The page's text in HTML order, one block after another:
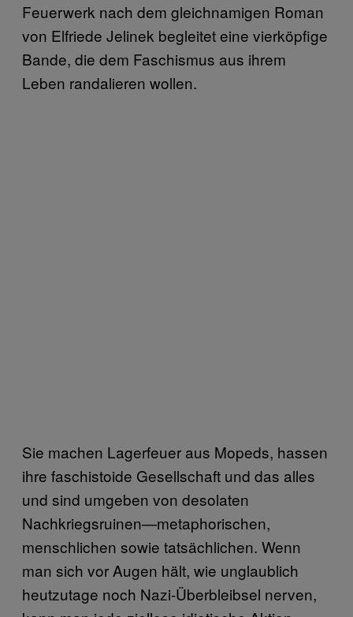
Feuerwerk nach dem gleichnamigen Roman
von Elfriede Jelinek begleitet eine vierköpfige
Bande, die dem Faschismus aus ihrem
Leben randalieren wollen.
Sie machen Lagerfeuer aus Mopeds, hassen
ihre faschistoide Gesellschaft und das alles
und sind umgeben von desolaten
Nachkriegsruinen—metaphorischen,
menschlichen sowie tatsächlichen. Wenn
man sich vor Augen hält, wie unglaublich
heutzutage noch Nazi-Überbleibsel nerven,